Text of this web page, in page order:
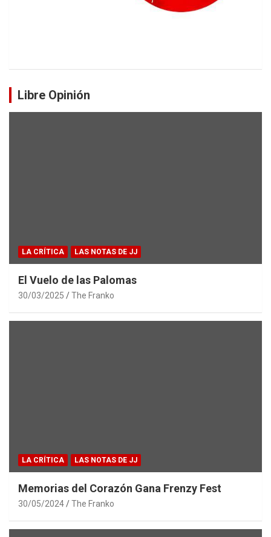
Libre Opinión
LA CRÍTICA LAS NOTAS DE JJ
El Vuelo de las Palomas
30/03/2025 The Franko
LA CRÍTICA LAS NOTAS DE JJ
Memorias del Corazón Gana Frenzy Fest
30/05/2024 The Franko